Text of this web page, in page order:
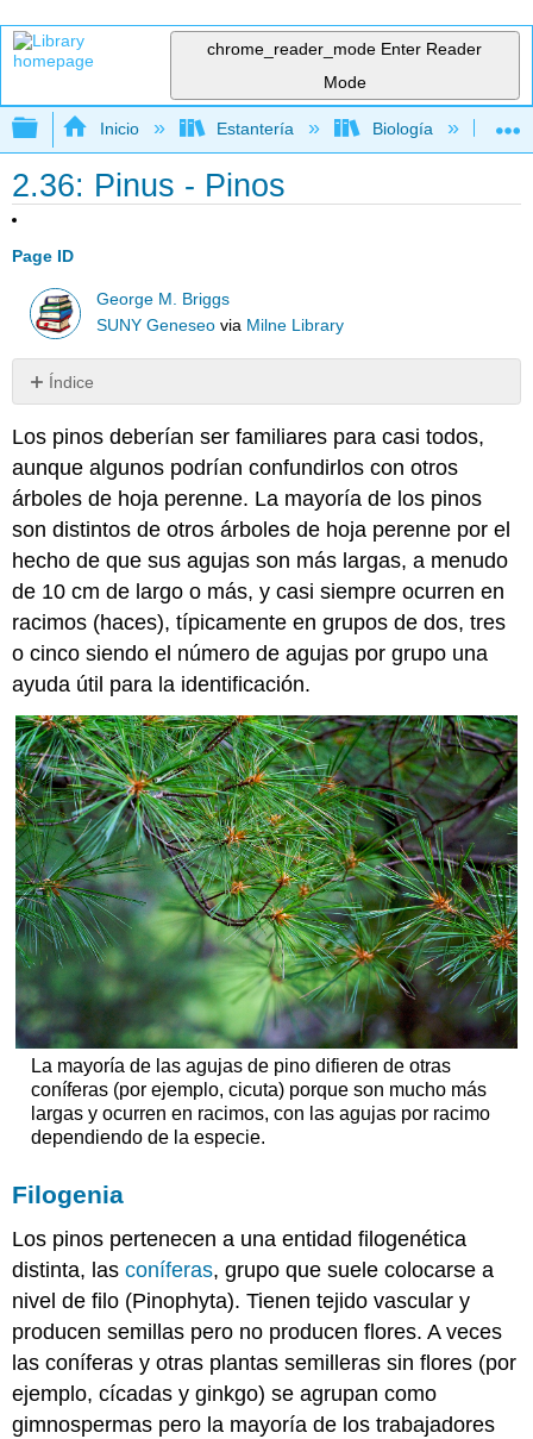
chrome_reader_mode Enter Reader
Mode
Expandir/contraer jerarquía global
Inicio Estantería Biología
2.36: Pinus - Pinos
Page ID
George M. Briggs
SUNY Geneseo via Milne Library
Índice
Estructura
Sexo
y
reproducción
y
energía
Interacciones
Con
clima:
perturbación:
Con
depredadores
de
semillas
(es
decir,
cosas
que
comen
semillas):
Con
humanos:
Los pinos deberían ser familiares para casi todos,
aunque algunos podrían confundirlos con otros
árboles de hoja perenne. La mayoría de los pinos
son distintos de otros árboles de hoja perenne por el
hecho de que sus agujas son más largas, a menudo
de 10 cm de largo o más, y casi siempre ocurren en
racimos (haces), típicamente en grupos de dos, tres
o cinco siendo el número de agujas por grupo una
ayuda útil para la identificación.
La mayoría de las agujas de pino difieren de otras
coníferas (por ejemplo, cicuta) porque son mucho más
largas y ocurren en racimos, con las agujas por racimo
dependiendo de la especie.
Filogenia
Los pinos pertenecen a una entidad filogenética
distinta, lasconíferas, grupo que suele colocarse a
nivel de filo (Pinophyta). Tienen tejido vascular y
producen semillas pero no producen flores. A veces
las coníferas y otras plantas semilleras sin flores (por
ejemplo, cícadas y ginkgo) se agrupan como
gimnospermas pero la mayoría de los trabajadores